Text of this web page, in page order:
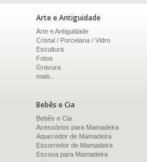
Arte e Antiguidade
Arte e Antiguidade
Cristal / Porcelana / Vidro
Escultura
Fotos
Gravura
mais..
Bebês e Cia
Bebês e Cia
Acessórios para Mamadeira
Aquecedor de Mamadeira
Escorredor de Mamadeira
Escova para Mamadeira